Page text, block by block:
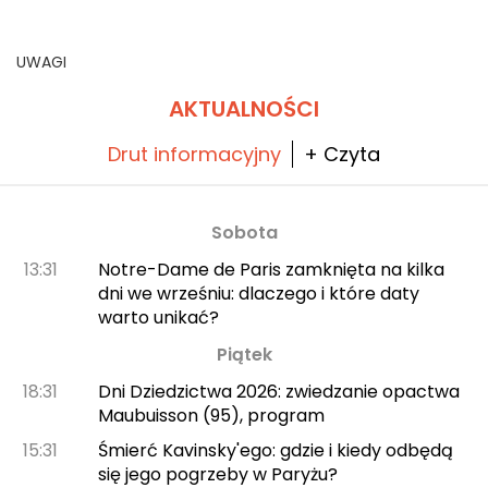
UWAGI
AKTUALNOŚCI
Drut informacyjny + Czyta
Sobota
13:31
Notre-Dame de Paris zamknięta na kilka
dni we wrześniu: dlaczego i które daty
warto unikać?
Piątek
18:31
Dni Dziedzictwa 2026: zwiedzanie opactwa
Maubuisson (95), program
15:31
Śmierć Kavinsky'ego: gdzie i kiedy odbędą
się jego pogrzeby w Paryżu?